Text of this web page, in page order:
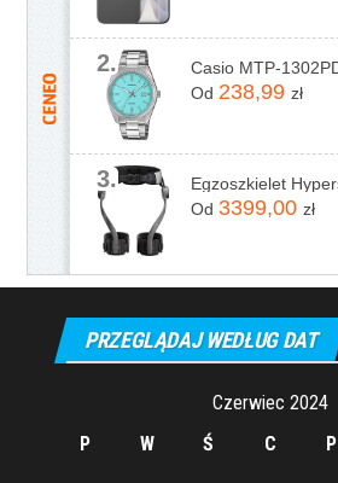
2.
Od 238,99 zł
3.
Od 3399,00 zł
PRZEGLĄDAJ WEDŁUG DAT
Czerwiec 2024
P
W Ś C P